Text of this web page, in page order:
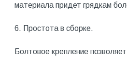
материала придет грядкам
6. Простота в сборке.
Болтовое крепление